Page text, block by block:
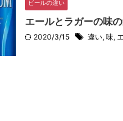
ビールの違い
エールとラガーの味
2020/3/15 違い, 味,